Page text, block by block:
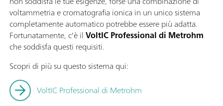
voltammetria e cromatografia ionica in un unico sistema
completamente automatico potrebbe essere più adatta.
Fortunatamente, c'è ilVoltIC Professional di Metrohm
che soddisfa questi requisiti.
Scopri di più su questo sistema qui:
VoltIC Professional di Metrohm